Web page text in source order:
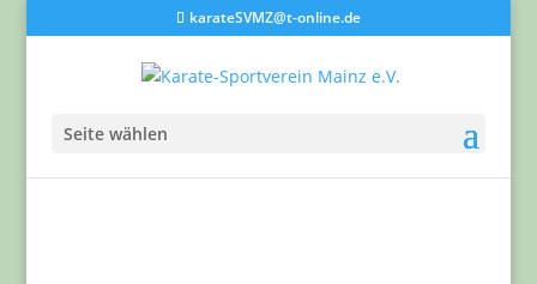
karateSVMZ@t-online.de
Seite wählen